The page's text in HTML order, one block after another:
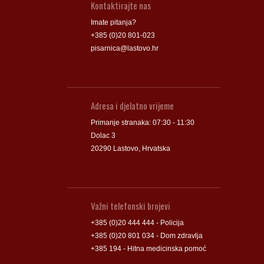
Kontaktirajte nas
Imate pitanja?
+385 (0)20 801-023
pisarnica@lastovo.hr
Adresa i djelatno vrijeme
Primanje stranaka: 07:30 - 11:30
Dolac 3
20290 Lastovo, Hrvatska
Važni telefonski brojevi
+385 (0)20 444 444 - Policija
+385 (0)20 801 034 - Dom zdravlja
+385 194 - Hitna medicinska pomoć